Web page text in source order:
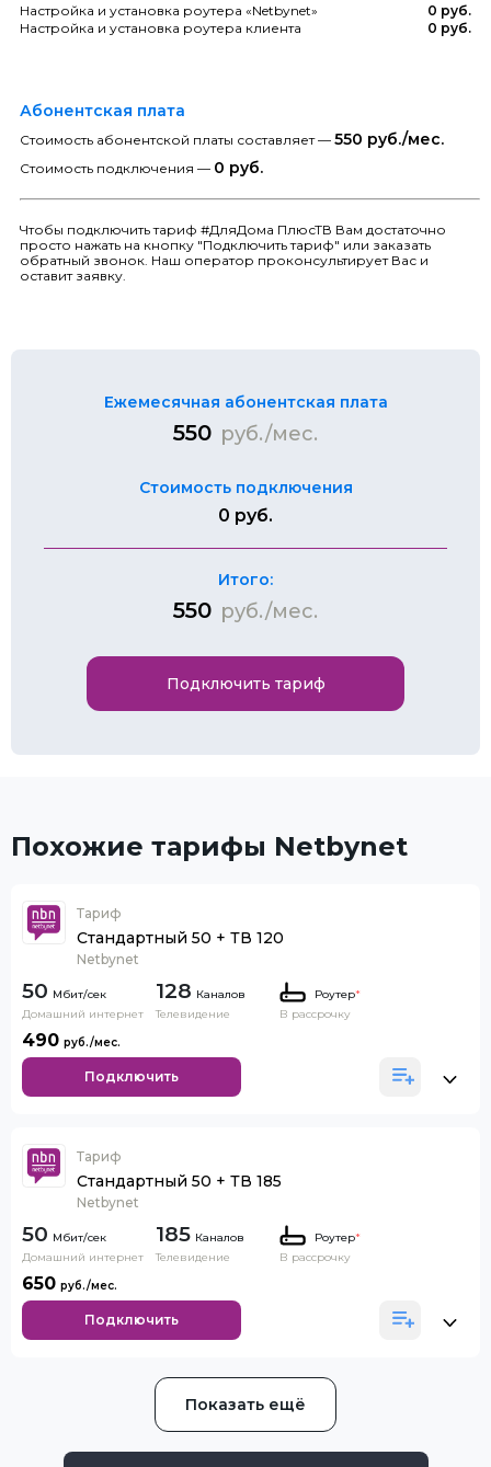
Настройка и установка роутера «Netbynet»
0 руб.
Настройка и установка роутера клиента
0 руб.
Абонентская плата
Стоимость абонентской платы составляет — 550 руб./мес.
Стоимость подключения — 0 руб.
Чтобы подключить тариф #ДляДома ПлюсТВ Вам достаточно
просто нажать на кнопку "Подключить тариф" или заказать
обратный звонок. Наш оператор проконсультирует Вас и
оставит заявку.
Ежемесячная абонентская плата
550 руб./мес.
Стоимость подключения
0 руб.
Итого:
550 руб./мес.
Подключить тариф
Похожие тарифы Netbynet
Тариф
Стандартный 50 + ТВ 120
Netbynet
50
Домашний интернет
128 Каналов
Телевидение
Роутер*
В рассрочку
490
Подключить
Тариф
Стандартный 50 + ТВ 185
Netbynet
50
Домашний интернет
185 Каналов
Телевидение
Роутер*
В рассрочку
650
Подключить
Показать ещё